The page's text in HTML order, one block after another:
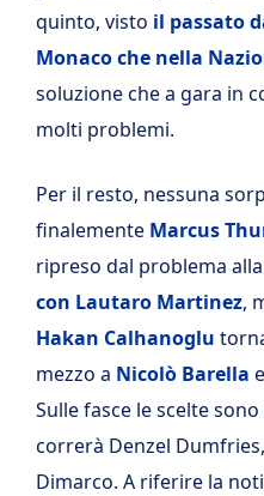
quinto, visto il passato
Monaco che nella
soluzione che a gara in
molti problemi.
Per il resto, nessuna
finalemente Marcus
ripreso dal problema
con Lautaro Martinez,
Hakan Calhanoglu
mezzo a Nicolò Barella e
Sulle fasce le scelte
correrà Denzel
Dimarco. A riferire la